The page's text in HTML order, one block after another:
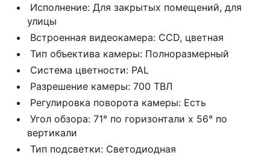
Исполнение: Для закрытых помещений, для
улицы
Встроенная видеокамера: CCD, цветная
Тип объектива камеры: Полноразмерный
Система цветности: PAL
Разрешение камеры: 700 ТВЛ
Регулировка поворота камеры: Есть
Угол обзора: 71° по горизонтали х 56° по
вертикали
Тип подсветки: Светодиодная